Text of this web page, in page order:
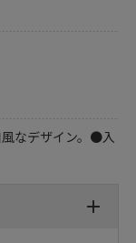
なデザイン。●入